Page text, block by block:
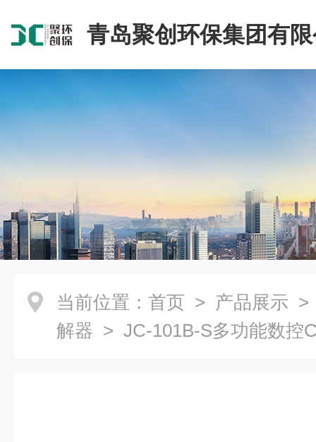
青岛聚创环保集团有
当前位置： 首页 > 产品展示
解器 > JC-101B-S多功能数控